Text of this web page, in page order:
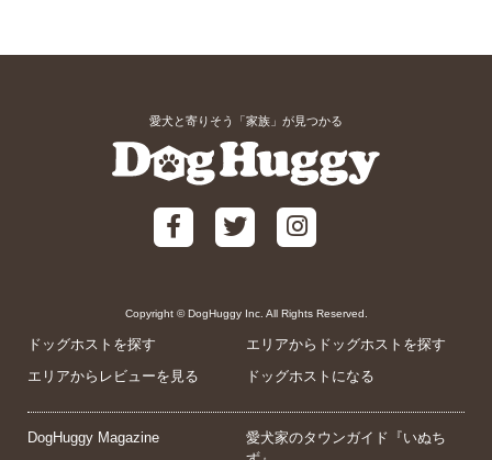
愛犬と寄りそう「家族」が見つかる
Copyright © DogHuggy Inc. All Rights Reserved.
ドッグホストを探す
エリアからドッグホストを探す
エリアからレビューを見る
ドッグホストになる
DogHuggy Magazine
愛犬家のタウンガイド『いぬち